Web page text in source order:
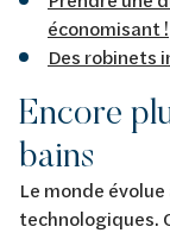
économisant !
Des robinets
Encore
bains
Le monde
technologiques.